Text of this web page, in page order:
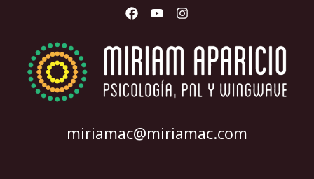
miriamac@miriamac.com